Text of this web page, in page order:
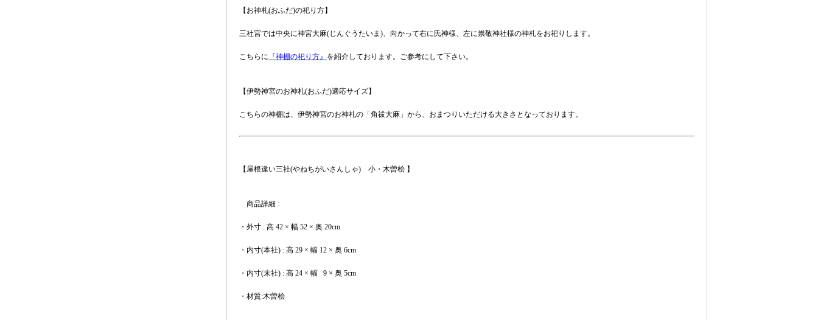
【お神札(おふだ)の祀り方】
三社宮では中央に神宮大麻(じんぐうたいま)、向かって右に氏神様、左に祟敬神社様の神札をお祀りします。
こちらに 『神棚の祀り方』 を紹介しております。ご参考にして下さい。
【伊勢神宮のお神札(おふだ)適応サイズ】
こちらの神棚は、伊勢神宮のお神札の「角祓大麻」から、おまつりいただける大きさとなっております。
【屋根違い三社(やねちがいさんしゃ) 小・木曽桧 】
商品詳細 :
・外寸 : 高 42 × 幅 52 × 奥 20cm
・内寸(本社) : 高 29 × 幅 12 × 奥 6cm
・内寸(末社) : 高 24 × 幅 9 × 奥 5cm
・材質:木曽桧